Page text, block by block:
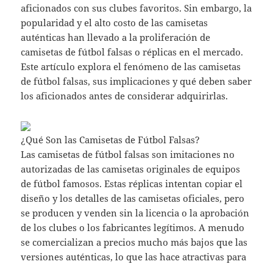
aficionados con sus clubes favoritos. Sin embargo, la
popularidad y el alto costo de las camisetas
auténticas han llevado a la proliferación de
camisetas de fútbol falsas o réplicas en el mercado.
Este artículo explora el fenómeno de las camisetas
de fútbol falsas, sus implicaciones y qué deben saber
los aficionados antes de considerar adquirirlas.
¿Qué Son las Camisetas de Fútbol Falsas?
Las camisetas de fútbol falsas son imitaciones no
autorizadas de las camisetas originales de equipos
de fútbol famosos. Estas réplicas intentan copiar el
diseño y los detalles de las camisetas oficiales, pero
se producen y venden sin la licencia o la aprobación
de los clubes o los fabricantes legítimos. A menudo
se comercializan a precios mucho más bajos que las
versiones auténticas, lo que las hace atractivas para